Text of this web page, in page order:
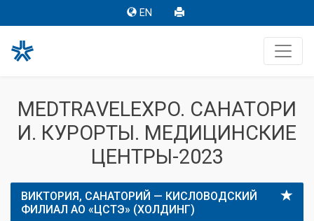
EN
MEDTRAVELEXPO. САНАТОРИ
И. КУРОРТЫ. МЕДИЦИНСКИЕ
ЦЕНТРЫ-2023
ВИКТОРИЯ, САНАТОРИЙ — КИСЛОВОДСКИЙ
ФИЛИАЛ АО «ЦСТЭ» (ХОЛДИНГ)